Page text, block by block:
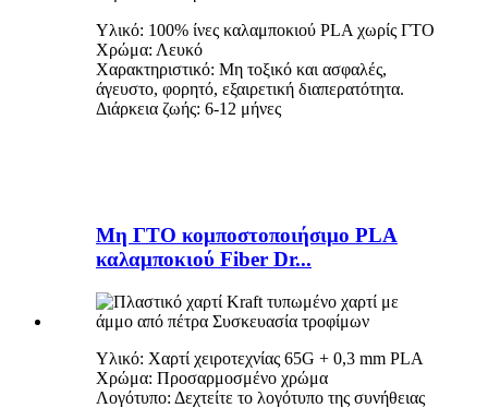
Υλικό: 100% ίνες καλαμποκιού PLA χωρίς ΓΤΟ
Χρώμα: Λευκό
Χαρακτηριστικό: Μη τοξικό και ασφαλές,
άγευστο, φορητό, εξαιρετική διαπερατότητα.
Διάρκεια ζωής: 6-12 μήνες
Μη ΓΤΟ κομποστοποιήσιμο PLA
καλαμποκιού Fiber Dr...
Υλικό: Χαρτί χειροτεχνίας 65G + 0,3 mm PLA
Χρώμα: Προσαρμοσμένο χρώμα
Λογότυπο: Δεχτείτε το λογότυπο της συνήθειας